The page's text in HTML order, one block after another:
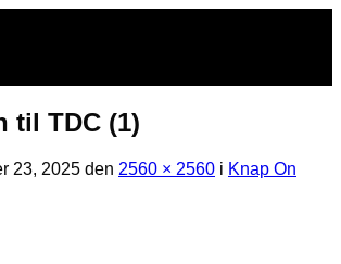
til TDC (1)
23, 2025 den 2560 × 2560 i Knap On